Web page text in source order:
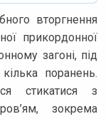
вторгнення
прикордонної
загоні, під
поранень.
стикатися з
зокрема